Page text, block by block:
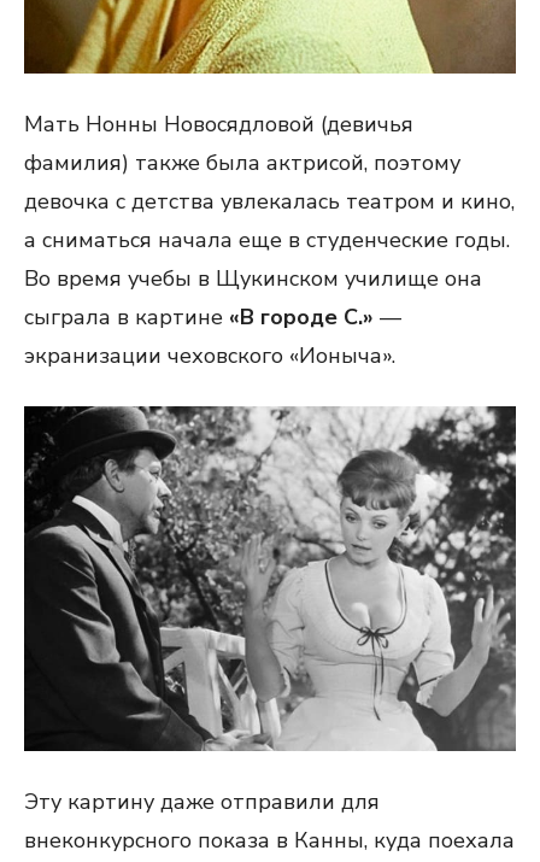
Мать Нонны Новосядловой (девичья
фамилия) также была актрисой, поэтому
девочка с детства увлекалась театром и кино,
а сниматься начала еще в студенческие годы.
Во время учебы в Щукинском училище она
сыграла в картине «В городе С.» —
экранизации чеховского «Ионыча».
Эту картину даже отправили для
внеконкурсного показа в Канны, куда поехала